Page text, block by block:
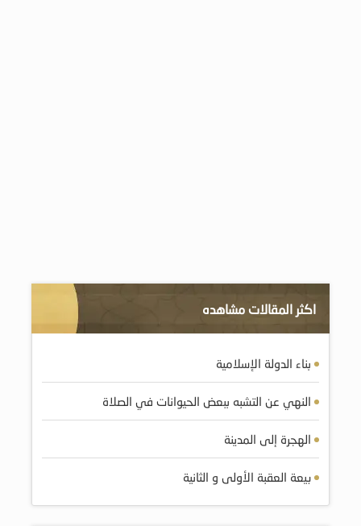
اكثر المقالات مشاهده
بناء الدولة الإسلامية
النهي عن التشبه ببعض الحيوانات في الصلاة
الهجرة إلى المدينة
بيعة العقبة الأولى و الثانية